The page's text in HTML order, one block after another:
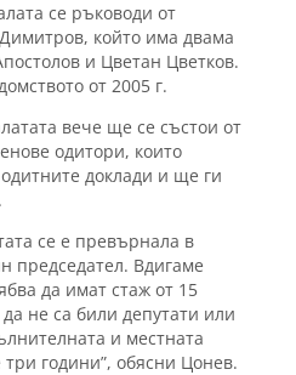
се ръководи от
който има двама
и Цветан Цветков.
от 2005 г.
вече ще се състои от
одитори, които
доклади и ще ги
се е превърнала в
председател. Вдигаме
да имат стаж от 15
не са били депутати или
и местната
години”, обясни Цонев.